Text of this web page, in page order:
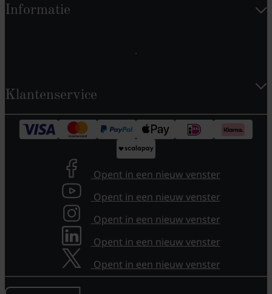
Informatie
Klantenservice
Opent in een nieuw venster
Opent in een nieuw venster
Opent in een nieuw venster
Opent in een nieuw venster
Opent in een nieuw venster